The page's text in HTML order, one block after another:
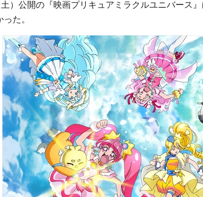
）公開の『映画プリキュアミラクルユニバース
た。